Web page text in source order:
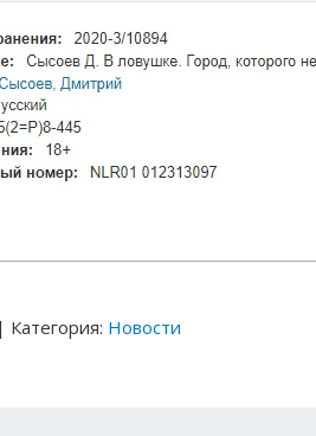
Новости